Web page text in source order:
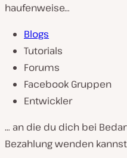
haufenweise…
Blogs
Tutorials
Forums
Facebook Gruppen
Entwickler
… an die du dich bei
Bezahlung wenden